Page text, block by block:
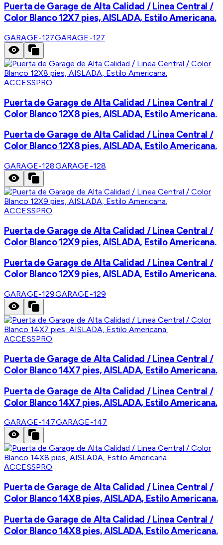
Puerta de Garage de Alta Calidad / Linea Central /
Color Blanco 12X7 pies, AISLADA, Estilo Americana.
GARAGE-127GARAGE-127
ACCESSPRO
Puerta de Garage de Alta Calidad / Linea Central /
Color Blanco 12X8 pies, AISLADA, Estilo Americana.
Puerta de Garage de Alta Calidad / Linea Central /
Color Blanco 12X8 pies, AISLADA, Estilo Americana.
GARAGE-128GARAGE-128
ACCESSPRO
Puerta de Garage de Alta Calidad / Linea Central /
Color Blanco 12X9 pies, AISLADA, Estilo Americana.
Puerta de Garage de Alta Calidad / Linea Central /
Color Blanco 12X9 pies, AISLADA, Estilo Americana.
GARAGE-129GARAGE-129
ACCESSPRO
Puerta de Garage de Alta Calidad / Linea Central /
Color Blanco 14X7 pies, AISLADA, Estilo Americana.
Puerta de Garage de Alta Calidad / Linea Central /
Color Blanco 14X7 pies, AISLADA, Estilo Americana.
GARAGE-147GARAGE-147
ACCESSPRO
Puerta de Garage de Alta Calidad / Linea Central /
Color Blanco 14X8 pies, AISLADA, Estilo Americana.
Puerta de Garage de Alta Calidad / Linea Central /
Color Blanco 14X8 pies, AISLADA, Estilo Americana.